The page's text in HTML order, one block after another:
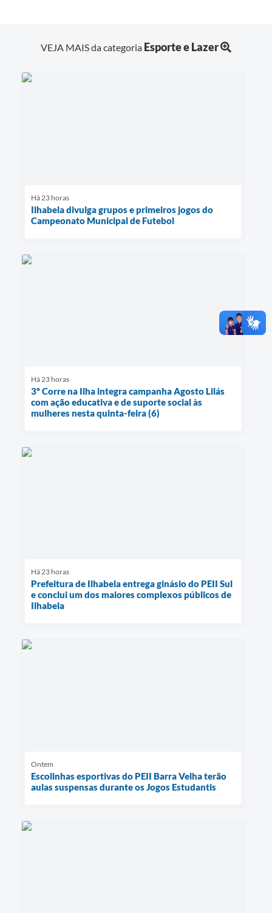
VEJA MAIS da categoria Esporte e Lazer
Há 23 horas
Ilhabela divulga grupos e primeiros jogos do
Campeonato Municipal de Futebol
Há 23 horas
3º Corre na Ilha integra campanha Agosto Lilás
com ação educativa e de suporte social às
mulheres nesta quinta-feira (6)
Há 23 horas
Prefeitura de Ilhabela entrega ginásio do PEII Sul
e conclui um dos maiores complexos públicos de
Ilhabela
Ontem
Escolinhas esportivas do PEII Barra Velha terão
aulas suspensas durante os Jogos Estudantis